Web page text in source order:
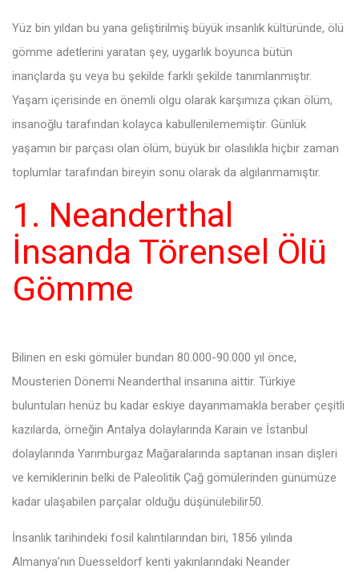
Yüz bin yıldan bu yana geliştirilmiş büyük insanlık kültüründe, ölü
gömme adetlerini yaratan şey, uygarlık boyunca bütün
inançlarda şu veya bu şekilde farklı şekilde tanımlanmıştır.
Yaşam içerisinde en önemli olgu olarak karşımıza çıkan ölüm,
insanoğlu tarafından kolayca kabullenilememiştir. Günlük
yaşamın bir parçası olan ölüm, büyük bir olasılıkla hiçbir zaman
toplumlar tarafından bireyin sonu olarak da algılanmamıştır.
1. Neanderthal
İnsanda Törensel Ölü
Gömme
Bilinen en eski gömüler bundan 80.000-90.000 yıl önce,
Mousterien Dönemi Neanderthal insanına aittir. Türkiye
buluntuları henüz bu kadar eskiye dayanmamakla beraber çeşitli
kazılarda, örneğin Antalya dolaylarında Karain ve İstanbul
dolaylarında Yarımburgaz Mağaralarında saptanan insan dişleri
ve kemiklerinin belki de Paleolitik Çağ gömülerinden günümüze
kadar ulaşabilen parçalar olduğu düşünülebilir50.
İnsanlık tarihindeki fosil kalıntılarından biri, 1856 yılında
Almanya’nın Duesseldorf kenti yakınlarındaki Neander